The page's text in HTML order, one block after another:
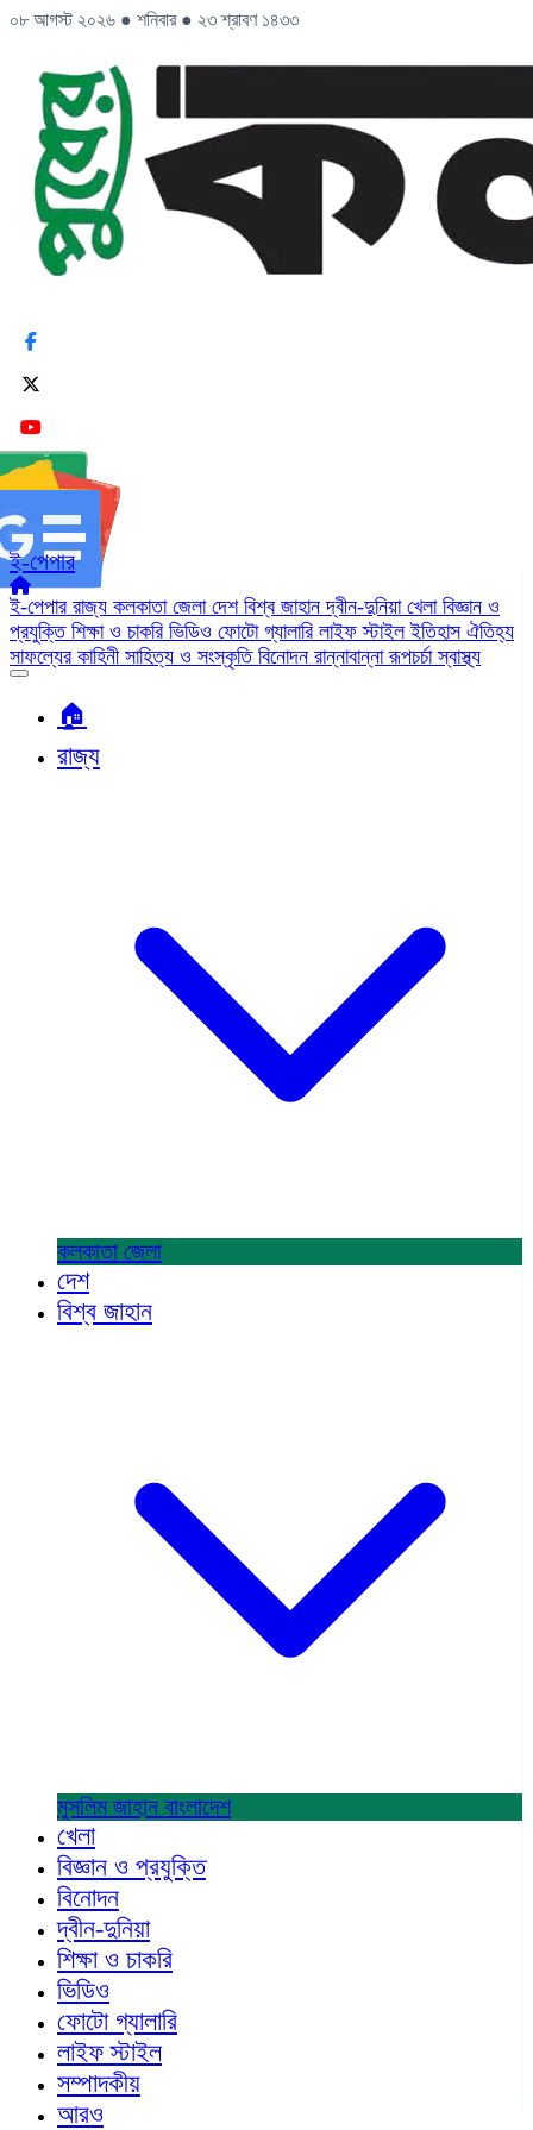
০৮ আগস্ট ২০২৬ ● শনিবার ● ২৩ শ্রাবণ ১৪৩৩
ই-পেপার
ই-পেপার রাজ্য কলকাতা জেলা দেশ বিশ্ব জাহানদ্বীন-দুনিয়া খেলা বিজ্ঞান ও
প্রযুক্তি শিক্ষা ও চাকরি ভিডিও ফোটো গ্যালারি লাইফ স্টাইলইতিহাস ঐতিহ্য
সাফল্যের কাহিনী সাহিত্য ও সংস্কৃতি বিনোদন রান্নাবান্নারূপচর্চাস্বাস্থ্য
🏠︎
রাজ্য
কলকাতা জেলা
দেশ
বিশ্ব জাহান
মুসলিম জাহান বাংলাদেশ
খেলা
বিজ্ঞান ও প্রযুক্তি
বিনোদন
দ্বীন-দুনিয়া
শিক্ষা ও চাকরি
ভিডিও
ফোটো গ্যালারি
লাইফ স্টাইল
সম্পাদকীয়
আরও